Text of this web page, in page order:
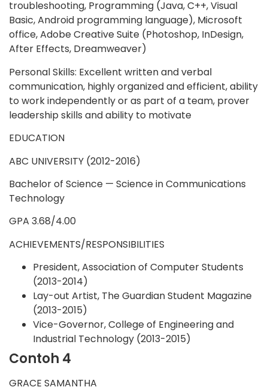
troubleshooting, Programming (Java, C++, Visual
Basic, Android programming language), Microsoft
office, Adobe Creative Suite (Photoshop, InDesign,
After Effects, Dreamweaver)
Personal Skills: Excellent written and verbal
communication, highly organized and efficient, ability
to work independently or as part of a team, prover
leadership skills and ability to motivate
EDUCATION
ABC UNIVERSITY (2012-2016)
Bachelor of Science — Science in Communications
Technology
GPA 3.68/4.00
ACHIEVEMENTS/RESPONSIBILITIES
President, Association of Computer Students
(2013-2014)
Lay-out Artist, The Guardian Student Magazine
(2013-2015)
Vice-Governor, College of Engineering and
Industrial Technology (2013-2015)
Contoh 4
GRACE SAMANTHA